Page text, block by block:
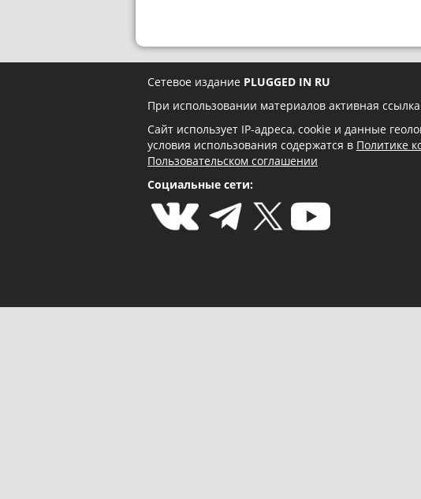
Сетевое издание PLUGGED IN RU
При использовании материалов активная
Сайт использует IP-адреса, cookie и данные
условия использования содержатся в Политике
Пользовательском соглашении
Социальные сети: